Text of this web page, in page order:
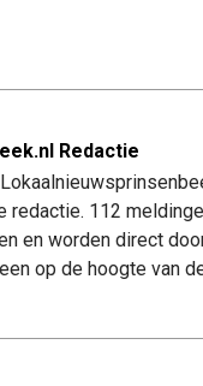
Redactie
redactie. 112
en worden direct
op de hoogte van